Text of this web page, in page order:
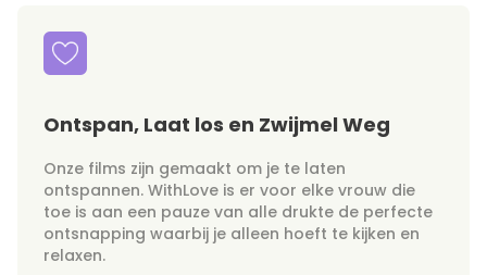
Ontspan, Laat los en Zwijmel Weg
Onze films zijn gemaakt om je te laten
ontspannen. WithLove is er voor elke vrouw die
toe is aan een pauze van alle drukte de perfecte
ontsnapping waarbij je alleen hoeft te kijken en
relaxen.